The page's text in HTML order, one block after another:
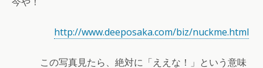
http://www.deeposaka.com/biz/nuckme.html
この写真見たら、絶対に「ええな！」という意味